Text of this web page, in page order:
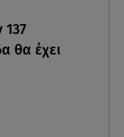
137
θα έχει